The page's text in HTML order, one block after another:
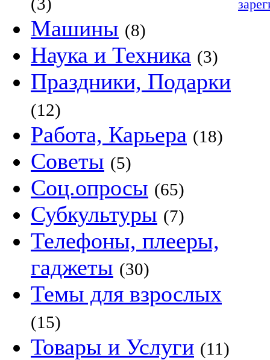
Машины (8)
Наука и Техника (3)
Праздники, Подарки
(12)
Работа, Карьера (18)
Советы (5)
Соц.опросы (65)
Субкультуры (7)
Телефоны, плееры,
гаджеты (30)
Темы для взрослых
(15)
Товары и Услуги (11)